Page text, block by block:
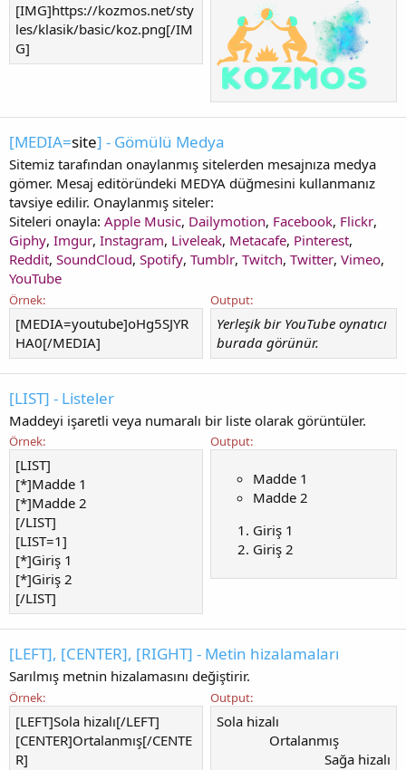
[IMG]https://kozmos.net/sty
les/klasik/basic/koz.png[/IM
G]
[MEDIA=site] - Gömülü Medya
Sitemiz tarafından onaylanmış sitelerden mesajnıza medya
gömer. Mesaj editöründeki MEDYA düğmesini kullanmanız
tavsiye edilir. Onaylanmış siteler:
Siteleri onayla: Apple Music, Dailymotion, Facebook, Flickr,
Giphy, Imgur, Instagram, Liveleak, Metacafe, Pinterest,
Reddit, SoundCloud, Spotify, Tumblr, Twitch, Twitter, Vimeo,
YouTube
Örnek:
[MEDIA=youtube]oHg5SJYR
HA0[/MEDIA]
Output:
Yerleşik bir YouTube oynatıcı
burada görünür.
[LIST] - Listeler
Maddeyi işaretli veya numaralı bir liste olarak görüntüler.
Örnek:
[LIST]
[*]Madde 1
[*]Madde 2
[/LIST]
[LIST=1]
[*]Giriş 1
[*]Giriş 2
[/LIST]
Output:
Madde 1
Madde 2
Giriş 1
Giriş 2
[LEFT], [CENTER], [RIGHT] - Metin hizalamaları
Sarılmış metnin hizalamasını değiştirir.
Örnek:
[LEFT]Sola hizalı[/LEFT]
[CENTER]Ortalanmış[/CENTE
R]
Output:
Sola hizalı​
Ortalanmış​
Sağa hizalı​